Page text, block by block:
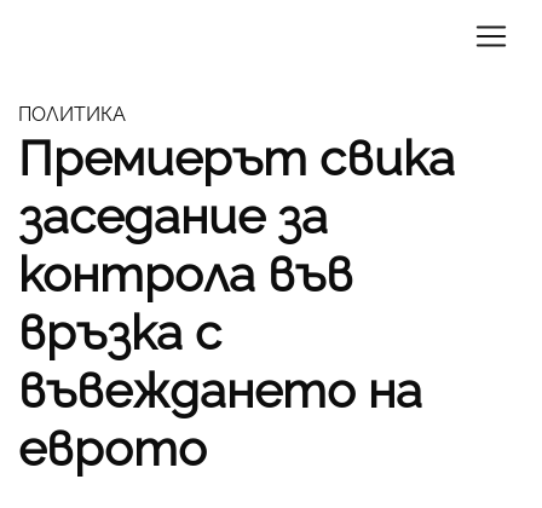
ПОЛИТИКА
Премиерът свика
заседание за
контрола във
връзка с
въвеждането на
еврото